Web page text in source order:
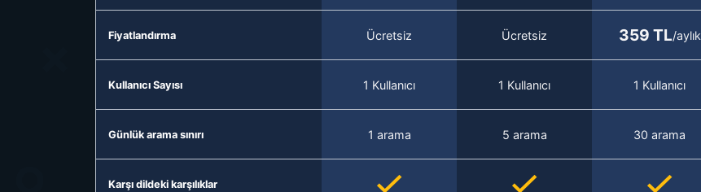
Fiyatlandırma Ücretsiz Ücretsiz 359 TL/aylık
Kullanıcı Sayısı 1 Kullanıcı 1 Kullanıcı 1 Kullanıcı
Günlük arama sınırı 1 arama 5 arama 30 arama
Karşı dildeki karşılıklar